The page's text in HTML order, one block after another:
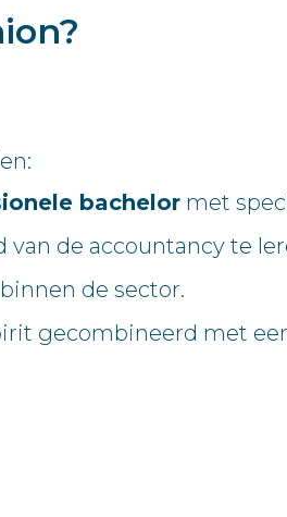
bachelor met
de accountancy te
de sector.
gecombineerd met